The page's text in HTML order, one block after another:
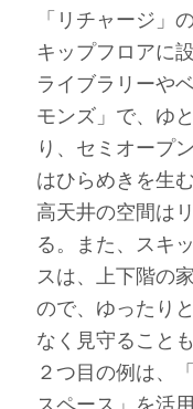
「リチャージ」
キップフロアに
ライブラリーや
モンズ」で、ゆ
り、セミオープ
はひらめきを生
高天井の空間は
る。また、スキ
スは、上下階の
ので、ゆったり
なく見守ること
２つ目の例は、
スペース」を活